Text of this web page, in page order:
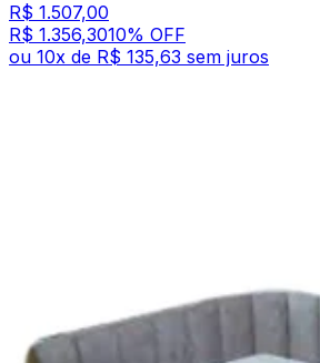
R$ 1.507,00
R$ 1.356,3010% OFF
ou 10x de R$ 135,63 sem juros